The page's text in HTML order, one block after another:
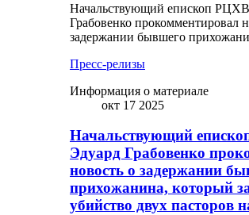
Начальствующий епископ
Грабовенко прокомментировал
задержании бывшего
Пресс-релизы
Информация о материале
окт 17 2025
Начальствующий
Эдуард Грабовенко
новость о задержании
прихожанина, который
убийство двух пасторов